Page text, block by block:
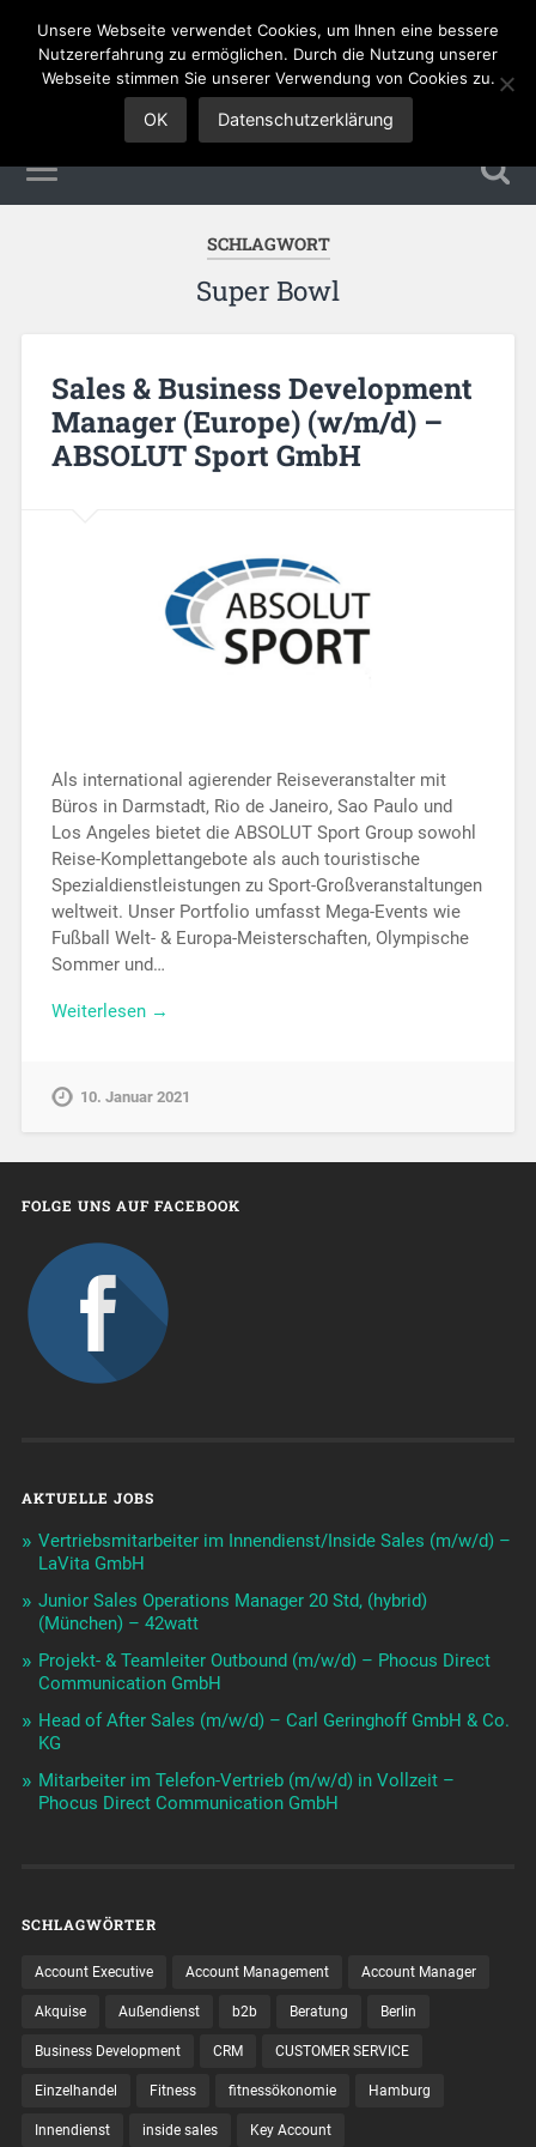
Sales Jobs
SCHLAGWORT
Super Bowl
Sales & Business Development
Manager (Europe) (w/m/d) –
ABSOLUT Sport GmbH
Als international agierender Reiseveranstalter mit
Büros in Darmstadt, Rio de Janeiro, Sao Paulo und
Los Angeles bietet die ABSOLUT Sport Group sowohl
Reise-Komplettangebote als auch touristische
Spezialdienstleistungen zu Sport-Großveranstaltungen
weltweit. Unser Portfolio umfasst Mega-Events wie
Fußball Welt- & Europa-Meisterschaften, Olympische
Sommer und…
Weiterlesen →
10. Januar 2021
FOLGE UNS AUF FACEBOOK
AKTUELLE JOBS
Vertriebsmitarbeiter im Innendienst/Inside Sales (m/w/d) –
LaVita GmbH
Junior Sales Operations Manager 20 Std, (hybrid)
(München) – 42watt
Projekt- & Teamleiter Outbound (m/w/d) – Phocus Direct
Communication GmbH
Head of After Sales (m/w/d) – Carl Geringhoff GmbH & Co.
KG
Mitarbeiter im Telefon-Vertrieb (m/w/d) in Vollzeit –
Phocus Direct Communication GmbH
SCHLAGWÖRTER
Account Executive Account Management Account Manager
Akquise Außendienst b2b Beratung Berlin
Business Development CRM CUSTOMER SERVICE
Einzelhandel Fitness fitnessökonomie Hamburg
Innendienst inside sales Key Account
Unsere Webseite verwendet Cookies, um Ihnen eine bessere
Nutzererfahrung zu ermöglichen. Durch die Nutzung unserer
Webseite stimmen Sie unserer Verwendung von Cookies zu.
OK Datenschutzerklärung